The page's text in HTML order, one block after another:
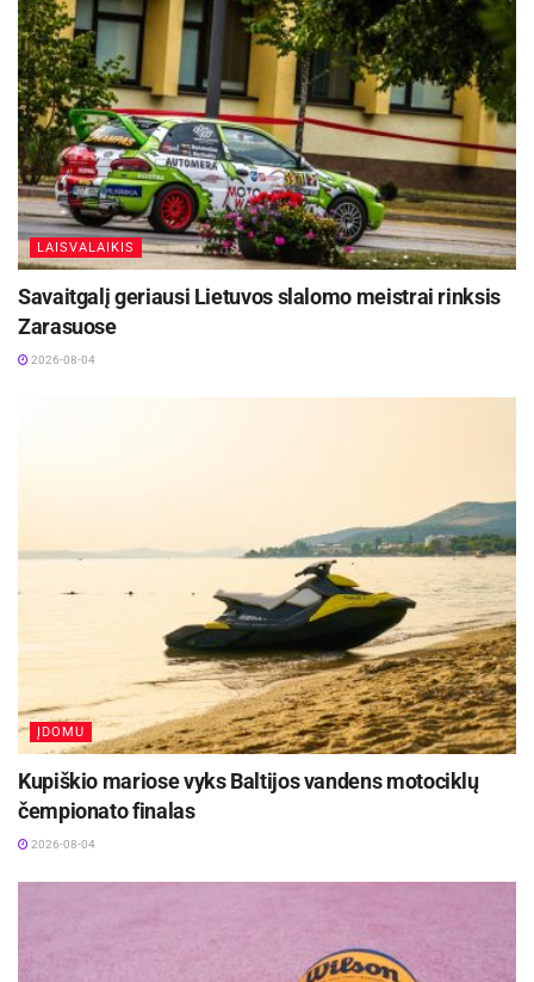
LAISVALAIKIS
Savaitgalį geriausi Lietuvos slalomo meistrai rinksis
Zarasuose
2026-08-04
ĮDOMU
Kupiškio mariose vyks Baltijos vandens motociklų
čempionato finalas
2026-08-04